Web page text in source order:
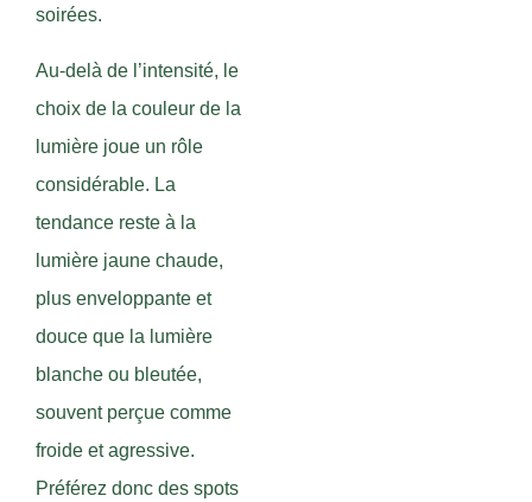
soirées.
Au-delà de l’intensité, le
choix de la couleur de la
lumière joue un rôle
considérable. La
tendance reste à la
lumière jaune chaude,
plus enveloppante et
douce que la lumière
blanche ou bleutée,
souvent perçue comme
froide et agressive.
Préférez donc des spots